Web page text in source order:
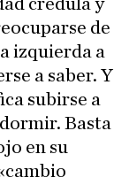
de
izquierda a
a saber. Y
subirse a
Basta
en su